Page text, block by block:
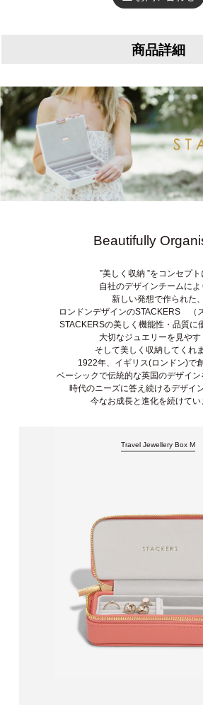
商品詳細
Beautifully
”美しく収納 ”をコンセプト
自社のデザインチームによ
新しい発想で作られた、
ロンドンデザインのSTACKERS （
STACKERSの美しく機能性・品質に
大切なジュエリーを見やす
そして美しく収納してくれま
1922年、イギリス(ロンドン)で
ベーシックで伝統的な英国のデザイン
時代のニーズに答え続けるデザイ
今なお成長と進化を続けてい
Travel Jewellery Box M